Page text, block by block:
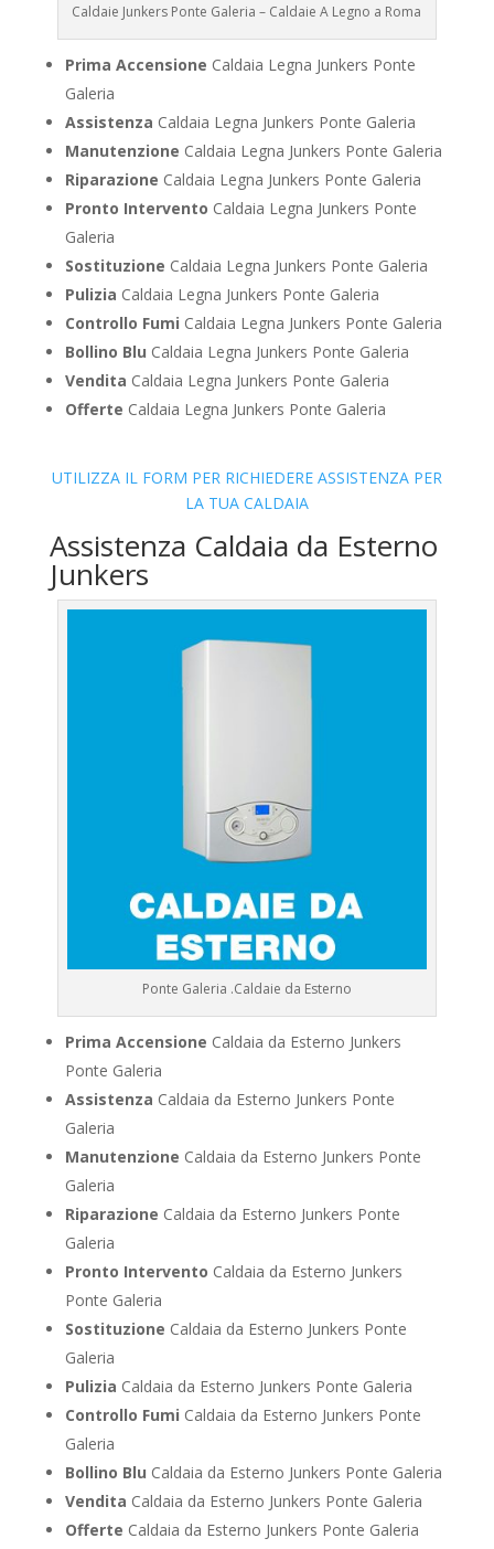
Caldaie Junkers Ponte Galeria – Caldaie A Legno a Roma
Prima Accensione Caldaia Legna Junkers Ponte
Galeria
Assistenza Caldaia Legna Junkers Ponte Galeria
Manutenzione Caldaia Legna Junkers Ponte Galeria
Riparazione Caldaia Legna Junkers Ponte Galeria
Pronto Intervento Caldaia Legna Junkers Ponte
Galeria
Sostituzione Caldaia Legna Junkers Ponte Galeria
Pulizia Caldaia Legna Junkers Ponte Galeria
Controllo Fumi Caldaia Legna Junkers Ponte Galeria
Bollino Blu Caldaia Legna Junkers Ponte Galeria
Vendita Caldaia Legna Junkers Ponte Galeria
Offerte Caldaia Legna Junkers Ponte Galeria
UTILIZZA IL FORM PER RICHIEDERE ASSISTENZA PER
LA TUA CALDAIA
Assistenza Caldaia da Esterno
Junkers
Ponte Galeria .Caldaie da Esterno
Prima Accensione Caldaia da Esterno Junkers
Ponte Galeria
Assistenza Caldaia da Esterno Junkers Ponte
Galeria
Manutenzione Caldaia da Esterno Junkers Ponte
Galeria
Riparazione Caldaia da Esterno Junkers Ponte
Galeria
Pronto Intervento Caldaia da Esterno Junkers
Ponte Galeria
Sostituzione Caldaia da Esterno Junkers Ponte
Galeria
Pulizia Caldaia da Esterno Junkers Ponte Galeria
Controllo Fumi Caldaia da Esterno Junkers Ponte
Galeria
Bollino Blu Caldaia da Esterno Junkers Ponte Galeria
Vendita Caldaia da Esterno Junkers Ponte Galeria
Offerte Caldaia da Esterno Junkers Ponte Galeria